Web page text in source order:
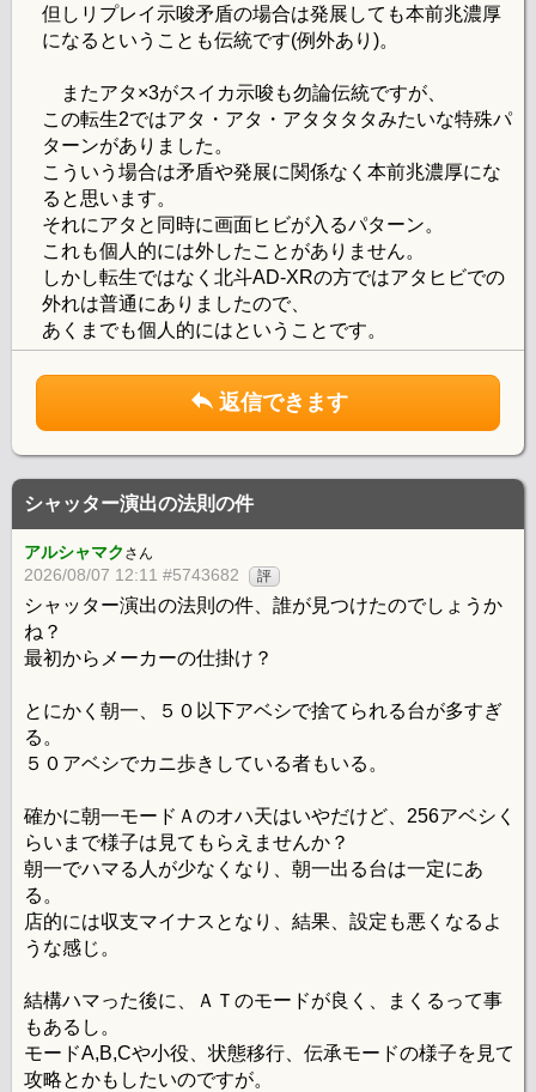
但しリプレイ示唆矛盾の場合は発展しても本前兆濃厚
になるということも伝統です(例外あり)。
またアタ×3がスイカ示唆も勿論伝統ですが、
この転生2ではアタ・アタ・アタタタタみたいな特殊パ
ターンがありました。
こういう場合は矛盾や発展に関係なく本前兆濃厚にな
ると思います。
それにアタと同時に画面ヒビが入るパターン。
これも個人的には外したことがありません。
しかし転生ではなく北斗AD-XRの方ではアタヒビでの
外れは普通にありましたので、
あくまでも個人的にはということです。
返信できます
シャッター演出の法則の件
アルシャマク さん
2026/08/07 12:11 #5743682 評
シャッター演出の法則の件、誰が見つけたのでしょうか
ね？
最初からメーカーの仕掛け？
とにかく朝一、５０以下アベシで捨てられる台が多すぎ
る。
５０アベシでカニ歩きしている者もいる。
確かに朝一モードＡのオハ天はいやだけど、256アベシく
らいまで様子は見てもらえませんか？
朝一でハマる人が少なくなり、朝一出る台は一定にあ
る。
店的には収支マイナスとなり、結果、設定も悪くなるよ
うな感じ。
結構ハマった後に、ＡＴのモードが良く、まくるって事
もあるし。
モードA,B,Cや小役、状態移行、伝承モードの様子を見て
攻略とかもしたいのですが。